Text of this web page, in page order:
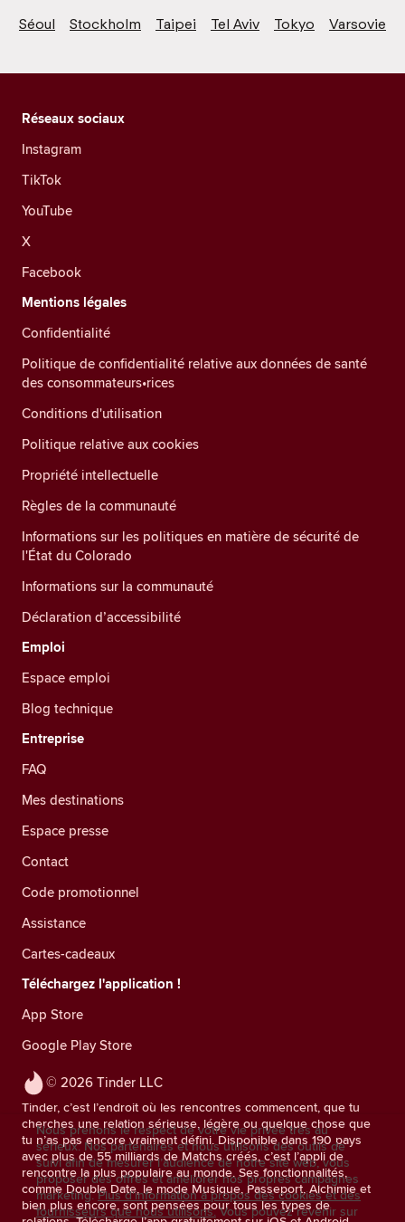
Séoul
Stockholm Taipei Tel Aviv Tokyo Varsovie
© 2026 Tinder LLC
Tinder, c’est l’endroit où les rencontres commencent, que tu
cherches une relation sérieuse, légère ou quelque chose que
tu n’as pas encore vraiment défini. Disponible dans 190 pays
avec plus de 55 milliards de Matchs créés, c’est l’appli de
rencontre la plus populaire au monde. Ses fonctionnalités,
comme Double Date, le mode Musique, Passeport, Alchimie et
bien plus encore, sont pensées pour tous les types de
Réseaux sociaux
Instagram
TikTok
YouTube
X
Facebook
Mentions légales
Confidentialité
Politique de confidentialité relative aux données de santé
des consommateurs•rices
Conditions d'utilisation
Politique relative aux cookies
Propriété intellectuelle
Règles de la communauté
Informations sur les politiques en matière de sécurité de
l'État du Colorado
Informations sur la communauté
Déclaration d’accessibilité
Emploi
Espace emploi
Blog technique
Entreprise
FAQ
Mes destinations
Espace presse
Contact
Code promotionnel
Assistance
Cartes-cadeaux
Téléchargez l'application !
App Store
Google Play Store
Nous prenons le respect de votre vie privée très au
sérieux. Nos partenaires et nous utilisons des outils de
suivi afin de mesurer l’audience de notre site web, vous
proposer des offres et améliorer nos propres campagnes
marketing. Plus d'information à propos des cookies et des
fournisseurs que nous utilisons. Vous pouvez revenir sur